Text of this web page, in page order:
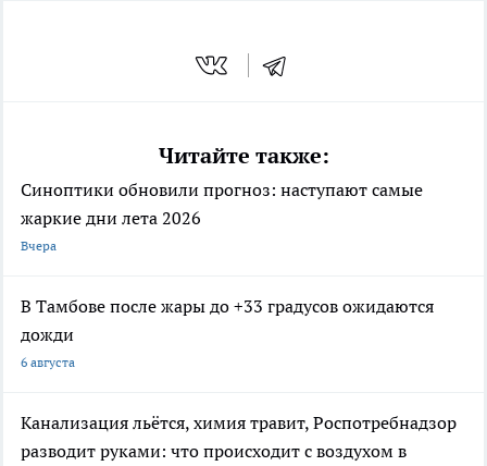
Читайте также:
Синоптики обновили прогноз: наступают самые
жаркие дни лета 2026
Вчера
В Тамбове после жары до +33 градусов ожидаются
дожди
6 августа
Канализация льётся, химия травит, Роспотребнадзор
разводит руками: что происходит с воздухом в